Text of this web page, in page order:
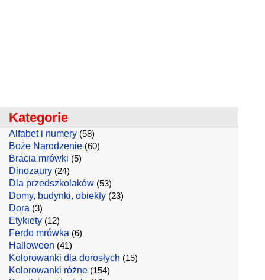
Kategorie
Alfabet i numery (58)
Boże Narodzenie (60)
Bracia mrówki (5)
Dinozaury (24)
Dla przedszkolaków (53)
Domy, budynki, obiekty (23)
Dora (3)
Etykiety (12)
Ferdo mrówka (6)
Halloween (41)
Kolorowanki dla dorosłych (15)
Kolorowanki różne (154)